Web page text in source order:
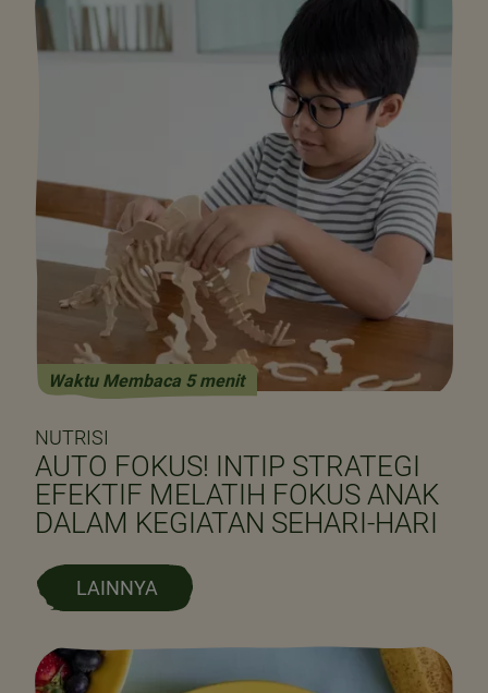
Waktu Membaca 5 menit
NUTRISI
AUTO FOKUS! INTIP STRATEGI
EFEKTIF MELATIH FOKUS ANAK
DALAM KEGIATAN SEHARI-HARI
LAINNYA